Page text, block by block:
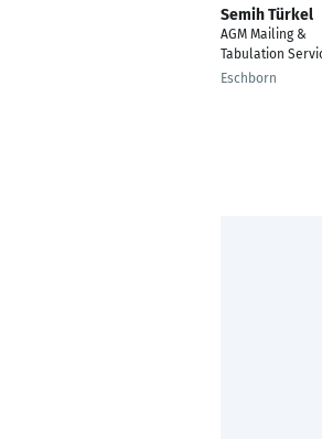
Semih Türkel
AGM Mailing &
Tabulation
Eschborn